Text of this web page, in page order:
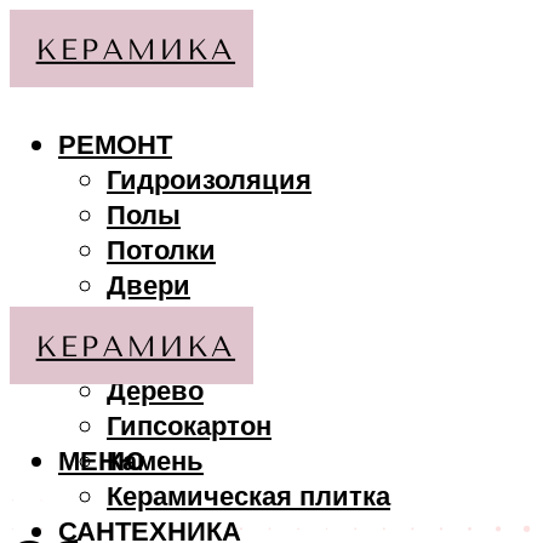
РЕМОНТ
Гидроизоляция
Полы
Потолки
Двери
МАТЕРИАЛЫ
Дерево
Гипсокартон
Камень
Керамическая плитка
САНТЕХНИКА
МЕНЮ